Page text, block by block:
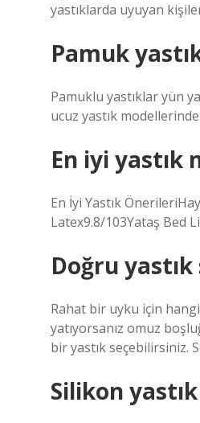
yastıklarda uyuyan
Pamuk
Pamuklu yastıklar yün
ucuz yastık
En iyi yastık
En İyi Yastık
Latex9.8/103Yataş Bed
Doğru yastık
Rahat bir uyku için
yatıyorsanız omuz
bir yastık seçebilirsiniz.
Silikon yastık